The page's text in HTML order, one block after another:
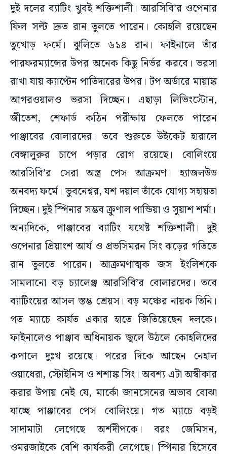
দুই দলের ব্যাটিং খুবই শক্তিশালী। আরসিবি’র ওপেনার
ফিল সল্ট দ্রুত রান তুলতে পারেন। কোহলি রয়েছেন
তুখোড় ফর্মে। ঝুলিতে ৬১৪ রান। ফাইনালে তাঁর
পারফরম্যান্সের উপর অনেক কিছু নির্ভর করবে। ভরসা
রাখা যায় ক্যাপ্টেন পাতিদারের উপর। টপ অর্ডারে মায়াঙ্ক
আগরওয়ালও ভরসা দিচ্ছেন। এছাড়া লিভিংস্টোন,
জীতেশ, শেফার্ড কঠিন পরীক্ষায় ফেলতে পারেন
পাঞ্জাবের বোলারদের। তবে শুরুতে উইকেট হারালে
বেঙ্গালুরুর চাপে পড়ার রোগ রয়েছে। বোলিংয়ে
আরসিবি’র সেরা অস্ত্র পেস আক্রমণ। হ্যাজলউড
অনবদ্য ফর্মে। ভুবনেশ্বর, যশ দয়াল তাঁকে যোগ্য সহায়তা
দিচ্ছেন। দুই স্পিনার সম্ভব ক্রুণাল পান্ডিয়া ও সুয়াশ শর্মা।
অন্যদিকে, পাঞ্জাবের ব্যাটিং যথেষ্ট শক্তিশালী। দুই
ওপেনার প্রিয়াংশ আর্য ও প্রভসিমরন সিং ঝড়ের গতিতে
রান তুলতে পারেন। আক্রমণাত্মক জস ইংলিশকে
সামলানো বড় চ্যালেঞ্জ আরসিবি’র বোলারদের। তবে
ব্যাটিংয়ের আসল স্তম্ভ শ্রেয়স। বড় মঞ্চের নায়ক তিনি।
গত ম্যাচে কার্যত একার হাতে জিতিয়েছেন দলকে।
ফাইনালেও পাঞ্জাব অধিনায়ক জ্বলে উঠলে কোহলিদের
কপালে দুঃখ রয়েছে। পরের দিকে আছেন নেহাল
ওয়াধেরা, স্টোইনিস ও শশাঙ্ক সিং। অবশ্য এটা অস্বীকার
করার উপায় নেই যে, মার্কো জানসেনের অভাব বোঝা
যাচ্ছে পাঞ্জাবের পেস বোলিংয়ে। গত ম্যাচে বড়ই
সাদামাটা লেগেছে অর্শদীপকে। বরং জেমিসন,
ওমরজাইকে বেশি কার্যকরী লেগেছে। স্পিনার হিসেবে